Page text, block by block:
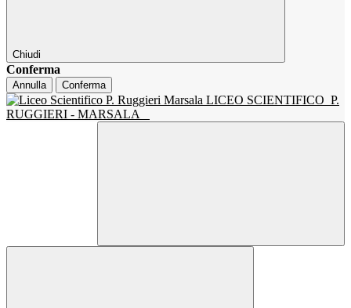
Chiudi
Conferma
Annulla Conferma
LICEO SCIENTIFICO P.
RUGGIERI - MARSALA